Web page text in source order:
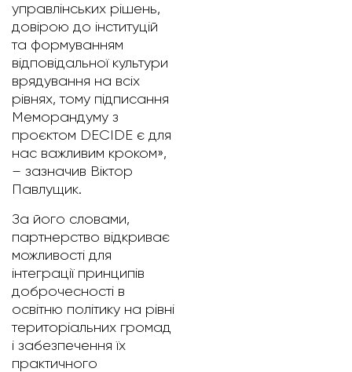
управлінських рішень,
довірою до інституцій
та формуванням
відповідальної культури
врядування на всіх
рівнях, тому підписання
Меморандуму з
проєктом DECIDE є для
нас важливим кроком»,
– зазначив Віктор
Павлущик.
За його словами,
партнерство відкриває
можливості для
інтеграції принципів
доброчесності в
освітню політику на рівні
територіальних громад
і забезпечення їх
практичного